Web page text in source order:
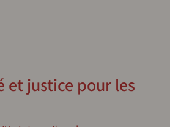
et justice pour les